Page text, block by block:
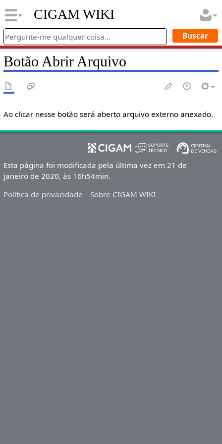
CIGAM WIKI
Botão Abrir Arquivo
Ao clicar nesse botão será aberto arquivo externo anexado.
Esta página foi modificada pela última vez em 21 de
janeiro de 2020, às 16h54min.
Política de privacidade
Sobre CIGAM WIKI